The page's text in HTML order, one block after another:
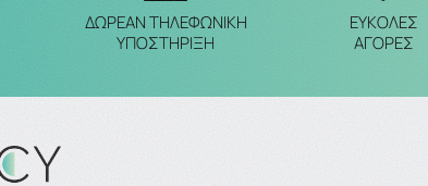
ΔΩΡΕΑΝ ΤΗΛΕΦΩΝΙΚΗ
ΥΠΟΣΤΗΡΙΞΗ
ΕΥΚΟΛΕΣ
ΑΓΟΡΕΣ